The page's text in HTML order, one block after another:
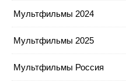
Мультфильмы 2024
Мультфильмы 2025
Мультфильмы Россия